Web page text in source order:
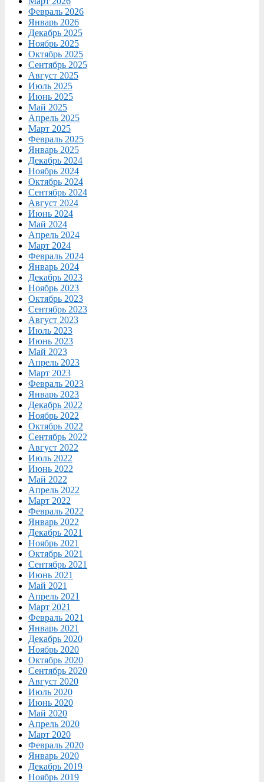
Февраль 2026
Январь 2026
Декабрь 2025
Ноябрь 2025
Октябрь 2025
Сентябрь 2025
Август 2025
Июль 2025
Июнь 2025
Май 2025
Апрель 2025
Март 2025
Февраль 2025
Январь 2025
Декабрь 2024
Ноябрь 2024
Октябрь 2024
Сентябрь 2024
Август 2024
Июнь 2024
Май 2024
Апрель 2024
Март 2024
Февраль 2024
Январь 2024
Декабрь 2023
Ноябрь 2023
Октябрь 2023
Сентябрь 2023
Август 2023
Июль 2023
Июнь 2023
Май 2023
Апрель 2023
Март 2023
Февраль 2023
Январь 2023
Декабрь 2022
Ноябрь 2022
Октябрь 2022
Сентябрь 2022
Август 2022
Июль 2022
Июнь 2022
Май 2022
Апрель 2022
Март 2022
Февраль 2022
Январь 2022
Декабрь 2021
Ноябрь 2021
Октябрь 2021
Сентябрь 2021
Июнь 2021
Май 2021
Апрель 2021
Март 2021
Февраль 2021
Январь 2021
Декабрь 2020
Ноябрь 2020
Октябрь 2020
Сентябрь 2020
Август 2020
Июль 2020
Июнь 2020
Май 2020
Апрель 2020
Март 2020
Февраль 2020
Январь 2020
Декабрь 2019
Ноябрь 2019